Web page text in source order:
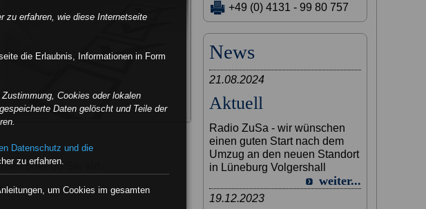
oder ob Sie ein
+49 (0) 4131 - 99 80 757
News
21.08.2024
Aktuell
Radio ZuSa - wir wünschen
einen guten Start nach dem
Umzug an den neuen Standort
in Lüneburg Volgershall
weiter...
19.12.2023
zu erfahren, wie diese Internetseite
die Erlaubnis, Informationen in Form
Cookies oder lokalen
Daten gelöscht und Teile der
Datenschutz und die
zu erfahren.
um Cookies im gesamten